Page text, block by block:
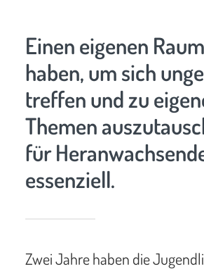
Einen eigenen
haben, um sich
treffen und zu
Themen
für
essenziell.
Zwei Jahre haben die